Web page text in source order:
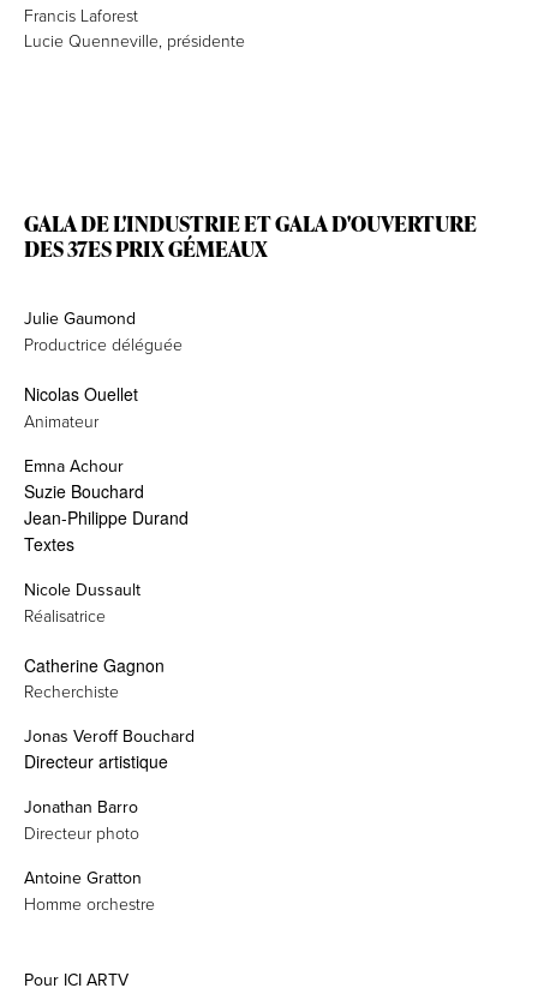
Francis Laforest
Lucie Quenneville, présidente
GALA DE L'INDUSTRIE ET GALA D'OUVERTURE
DES 37ES PRIX GÉMEAUX
Julie Gaumond
Productrice déléguée
Nicolas Ouellet
Animateur
Emna Achour
Suzie Bouchard
Jean-Philippe Durand
Textes
Nicole Dussault
Réalisatrice
Catherine Gagnon
Recherchiste
Jonas Veroff Bouchard
Directeur artistique
Jonathan Barro
Directeur photo
Antoine Gratton
Homme orchestre
Pour ICI ARTV